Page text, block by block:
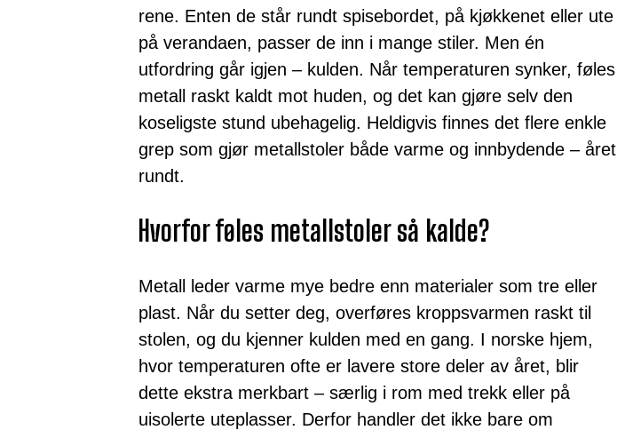
rene. Enten de står rundt spisebordet, på kjøkkenet eller ute
på verandaen, passer de inn i mange stiler. Men én
utfordring går igjen – kulden. Når temperaturen synker, føles
metall raskt kaldt mot huden, og det kan gjøre selv den
koseligste stund ubehagelig. Heldigvis finnes det flere enkle
grep som gjør metallstoler både varme og innbydende – året
rundt.
Hvorfor føles metallstoler så kalde?
Metall leder varme mye bedre enn materialer som tre eller
plast. Når du setter deg, overføres kroppsvarmen raskt til
stolen, og du kjenner kulden med en gang. I norske hjem,
hvor temperaturen ofte er lavere store deler av året, blir
dette ekstra merkbart – særlig i rom med trekk eller på
uisolerte uteplasser. Derfor handler det ikke bare om